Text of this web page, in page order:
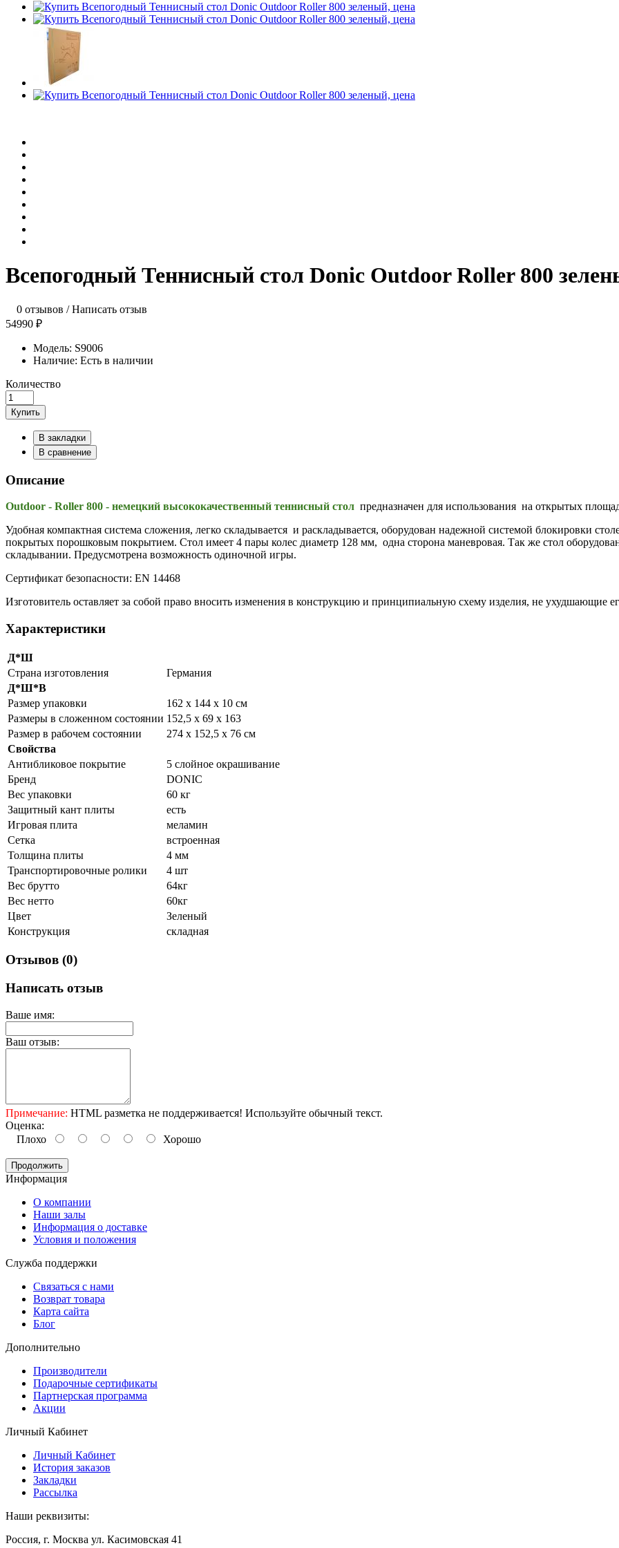
Всепогодный Теннисный стол Donic Outdoor Roller 800
0 отзывов /Написать отзыв
54990 ₽
Модель: S9006
Наличие: Есть в наличии
Количество
Купить
В закладки
В сравнение
Описание
Outdoor - Roller 800 - немецкий высококачественный теннисный стол предназначен для использования на открытых
Удобная компактная система сложения, легко складывается и раскладывается, оборудован надежной системой блокировки
покрытых порошковым покрытием. Стол имеет 4 пары колес диаметр 128 мм, одна сторона маневровая. Так же стол
складывании. Предусмотрена возможность одиночной игры.
Сертификат безопасности: EN 14468
Изготовитель оставляет за собой право вносить изменения в конструкцию и принципиальную схему изделия, не ухудшающие
Характеристики
Д*Ш
Страна изготовления
Германия
Д*Ш*В
Размер упаковки
162 х 144 х 10 см
Размеры в сложенном состоянии 152,5 х 69 х 163
Размер в рабочем состоянии
274 х 152,5 х 76 см
Свойства
Антибликовое покрытие
5 слойное окрашивание
Бренд
DONIC
Вес упаковки
60 кг
Защитный кант плиты
есть
Игровая плита
меламин
Сетка
встроенная
Толщина плиты
4 мм
Транспортировочные ролики
4 шт
Вес брутто
64кг
Вес нетто
60кг
Цвет
Зеленый
Конструкция
складная
Отзывов (0)
Написать отзыв
Ваше имя:
Ваш отзыв:
Примечание: HTML разметка не поддерживается! Используйте обычный текст.
Оценка:
Плохо
Хорошо
Продолжить
Информация
O компании
Наши залы
Информация о доставке
Условия и положения
Служба поддержки
Связаться с нами
Возврат товара
Карта сайта
Блог
Дополнительно
Производители
Подарочные сертификаты
Партнерская программа
Акции
Личный Кабинет
Личный Кабинет
История заказов
Закладки
Рассылка
Наши реквизиты:
Россия, г. Москва ул. Касимовская 41